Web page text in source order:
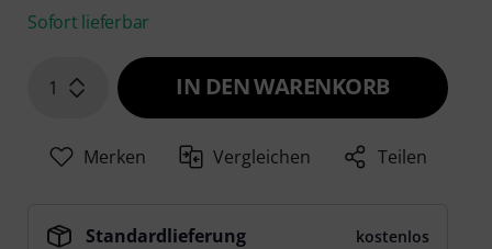
Sofort lieferbar
1 IN DEN WARENKORB
Merken Vergleichen Teilen
Standardlieferung
kostenlos